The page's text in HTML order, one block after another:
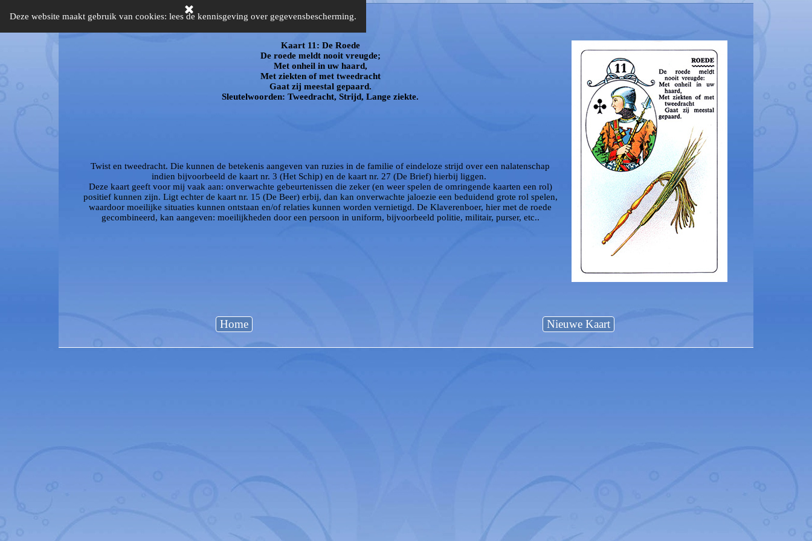
Deze website maakt gebruik van cookies: lees de kennisgeving over gegevensbescherming.
kaart11
Kaart 11: De Roede
De roede meldt nooit vreugde;
Met onheil in uw haard,
Met ziekten of met tweedracht
Gaat zij meestal gepaard.
Sleutelwoorden: Tweedracht, Strijd, Lange ziekte.
Twist en tweedracht. Die kunnen de betekenis aangeven van ruzies in de familie of eindeloze strijd over een nalatenschap
indien bijvoorbeeld de kaart nr. 3 (Het Schip) en de kaart nr. 27 (De Brief) hierbij liggen.
Deze kaart geeft voor mij vaak aan: onverwachte gebeurtenissen die zeker (en weer spelen de omringende kaarten een rol)
positief kunnen zijn. Ligt echter de kaart nr. 15 (De Beer) erbij, dan kan onverwachte jaloezie een beduidend grote rol spelen,
waardoor moeilijke situaties kunnen ontstaan en/of relaties kunnen worden vernietigd. De Klaverenboer, hier met de roede
gecombineerd, kan aangeven: moeilijkheden door een persoon in uniform, bijvoorbeeld politie, militair, purser, etc..
Home Nieuwe Kaart